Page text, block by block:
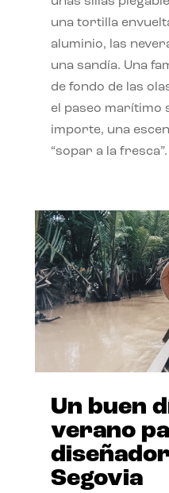
una tortilla
aluminio, las
una sandía. Una
de fondo de las
el paseo marítimo
importe, una
“sopar a la fresca”.
Un buen
verano
Segovia